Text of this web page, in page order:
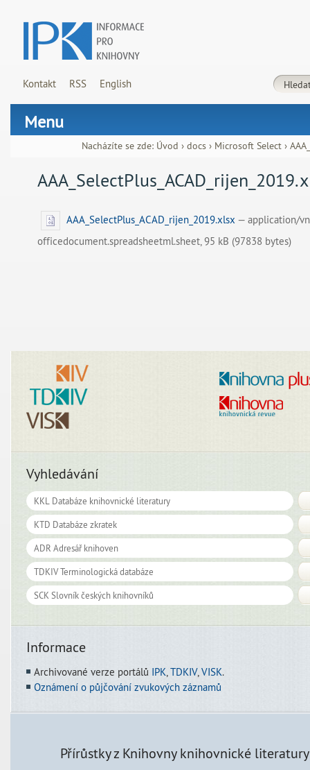
Kontakt RSS English
Menu
Nacházíte se zde: Úvod › docs › Microsoft Select ›
AAA_SelectPlus_ACAD_rijen_2019.xlsx — application/
officedocument.spreadsheetml.sheet, 95 kB (97838 bytes)
Vyhledávání
Informace
Archivované verze portálů IPK,TDKIV,VISK.
Oznámení o půjčování zvukových záznamů
Přírůstky z Knihovny knihovnické literatury